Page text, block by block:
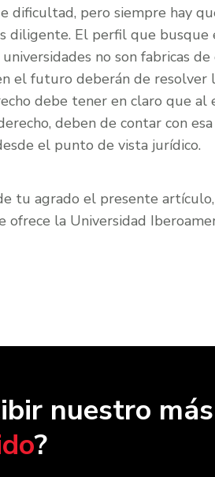
dificultad, pero siempre hay
diligente. El perfil que
no son fabricas
el futuro deberán de
debe tener en claro que
deben de contar con
el punto de vista jurídico.
tu agrado el presente
ofrece la Universidad
nuestro más
?